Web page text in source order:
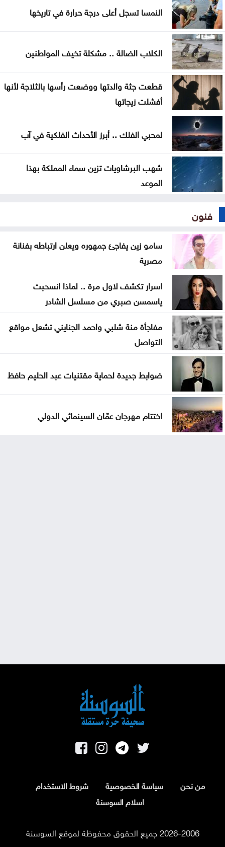
مسؤول أميركي: تقدم في محادثات عُمان وإيران حول
مضيق هرمز
النمسا تسجل أعلى درجة حرارة في تاريخها
الكلاب الضالة .. مشكلة تخيف المواطنين
قطعت جثة والدتها ووضعت رأسها بالثلاجة لأنها
أفشلت زيجاتها
لمحبي الفلك .. أبرز الأحداث الفلكية في آب
شهب البرشاويات تزين سماء المملكة بهذا
الموعد
فنون
سامو زين يفاجئ جمهوره ويعلن ارتباطه بفنانة
مصرية
اسرار تكشف لاول مرة .. لماذا انسحبت
ياسمسن صبري من مسلسل الشادر
مفاجأة منة شلبي واحمد الجنايني تشعل مواقع
التواصل
ضوابط جديدة لحماية مقتنيات عبد الحليم حافظ
اختتام مهرجان عمّان السينمائي الدولي
من نحن سياسة الخصوصية
شروط الاستخدام
اسلام السوسنة
2026-2006 جميع الحقوق محفوظة لموقع السوسنة